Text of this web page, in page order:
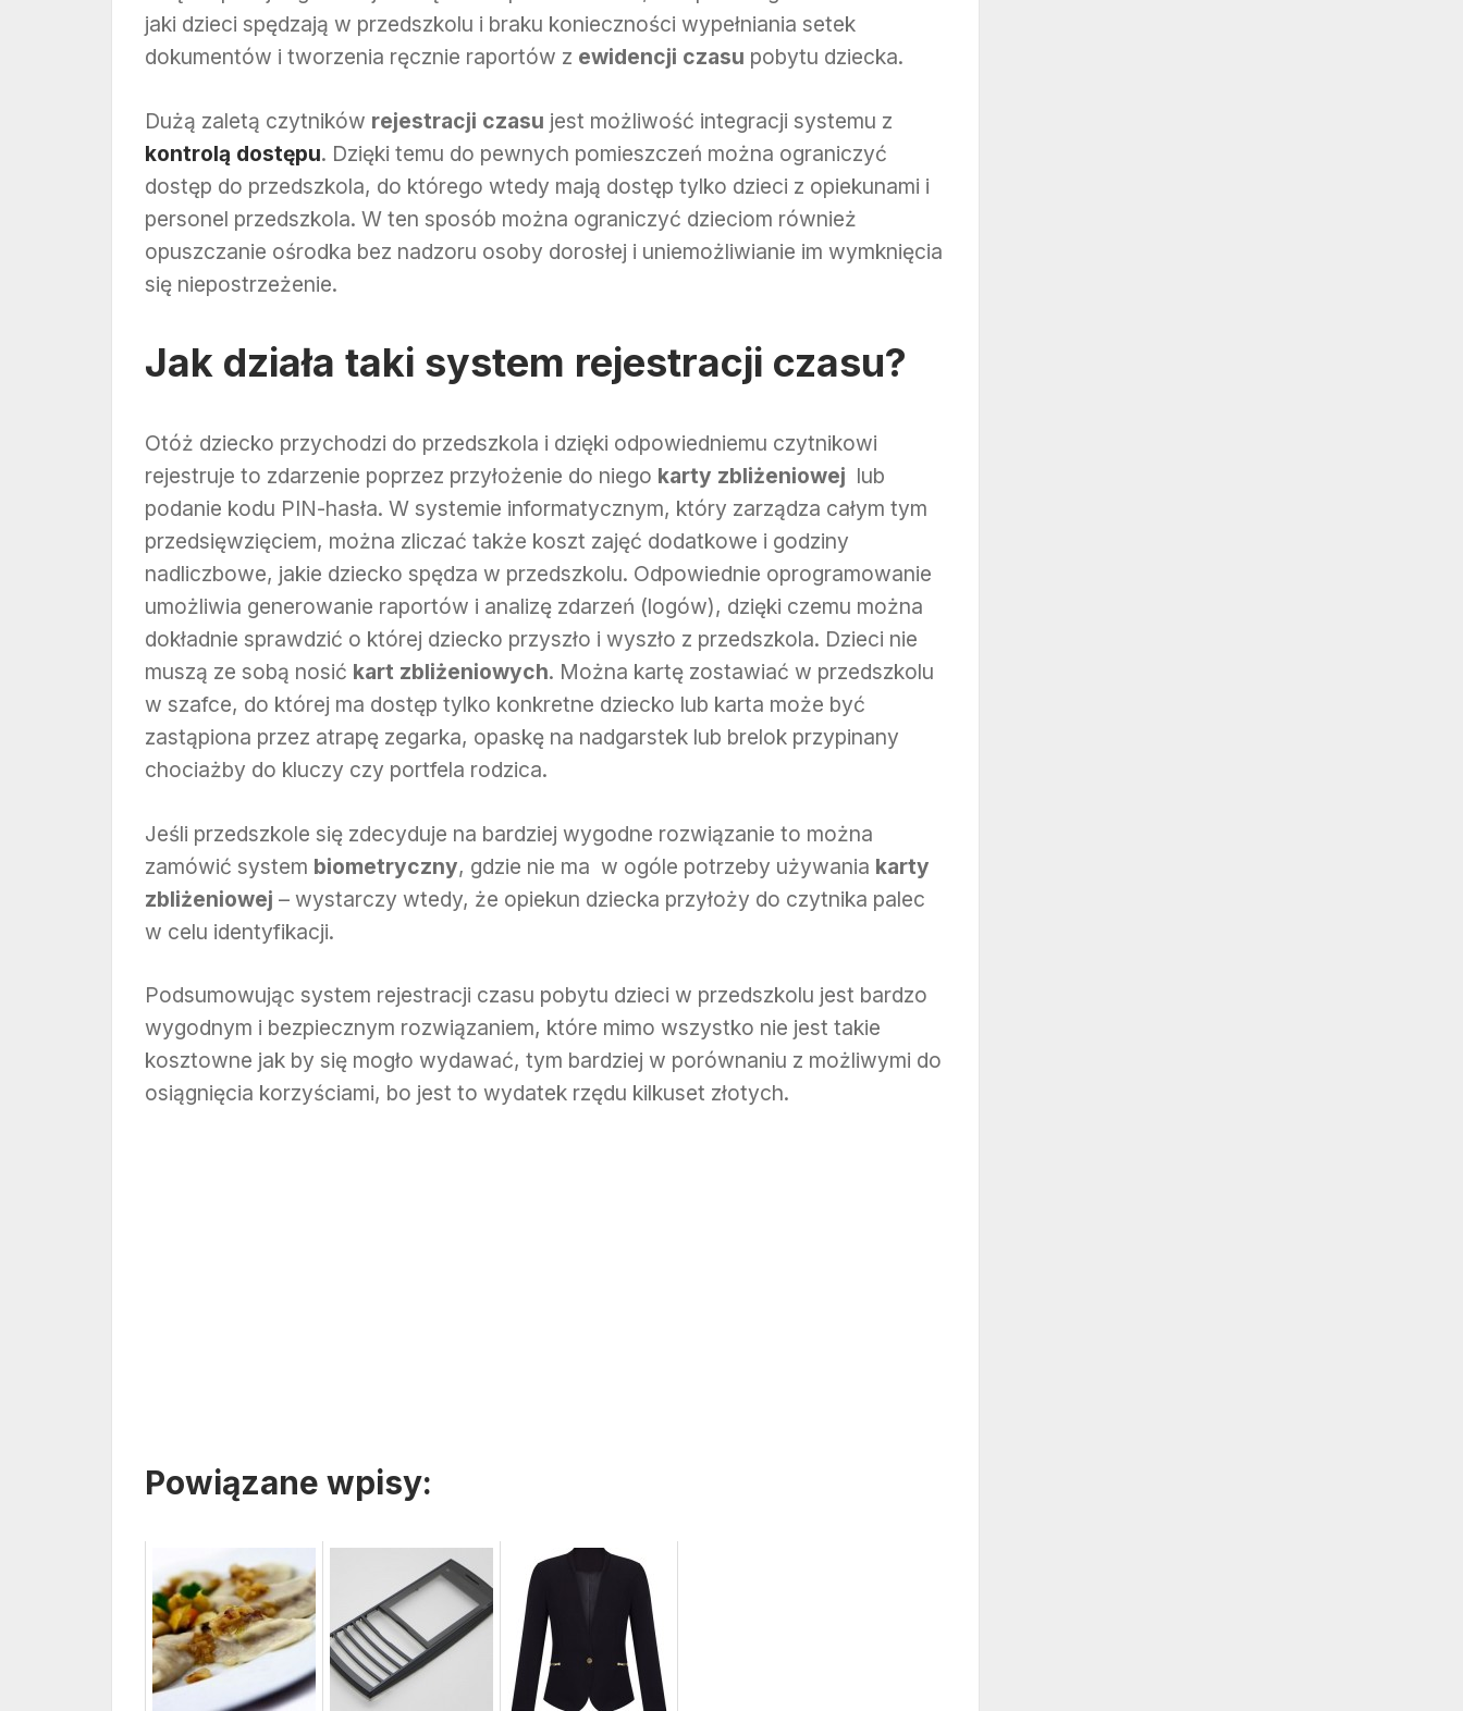
jaki dzieci spędzają w przedszkolu i braku konieczności wypełniania setek
dokumentów i tworzenia ręcznie raportów z ewidencji czasu pobytu dziecka.
Dużą zaletą czytników rejestracji czasu jest możliwość integracji systemu z
kontrolą dostępu. Dzięki temu do pewnych pomieszczeń można ograniczyć
dostęp do przedszkola, do którego wtedy mają dostęp tylko dzieci z opiekunami i
personel przedszkola. W ten sposób można ograniczyć dzieciom również
opuszczanie ośrodka bez nadzoru osoby dorosłej i uniemożliwianie im wymknięcia
się niepostrzeżenie.
Jak działa taki system rejestracji czasu?
Otóż dziecko przychodzi do przedszkola i dzięki odpowiedniemu czytnikowi
rejestruje to zdarzenie poprzez przyłożenie do niego karty zbliżeniowej lub
podanie kodu PIN-hasła. W systemie informatycznym, który zarządza całym tym
przedsięwzięciem, można zliczać także koszt zajęć dodatkowe i godziny
nadliczbowe, jakie dziecko spędza w przedszkolu. Odpowiednie oprogramowanie
umożliwia generowanie raportów i analizę zdarzeń (logów), dzięki czemu można
dokładnie sprawdzić o której dziecko przyszło i wyszło z przedszkola. Dzieci nie
muszą ze sobą nosić kart zbliżeniowych. Można kartę zostawiać w przedszkolu
w szafce, do której ma dostęp tylko konkretne dziecko lub karta może być
zastąpiona przez atrapę zegarka, opaskę na nadgarstek lub brelok przypinany
chociażby do kluczy czy portfela rodzica.
Jeśli przedszkole się zdecyduje na bardziej wygodne rozwiązanie to można
zamówić system biometryczny, gdzie nie ma w ogóle potrzeby używania karty
zbliżeniowej – wystarczy wtedy, że opiekun dziecka przyłoży do czytnika palec
w celu identyfikacji.
Podsumowując system rejestracji czasu pobytu dzieci w przedszkolu jest bardzo
wygodnym i bezpiecznym rozwiązaniem, które mimo wszystko nie jest takie
kosztowne jak by się mogło wydawać, tym bardziej w porównaniu z możliwymi do
osiągnięcia korzyściami, bo jest to wydatek rzędu kilkuset złotych.
Powiązane wpisy: